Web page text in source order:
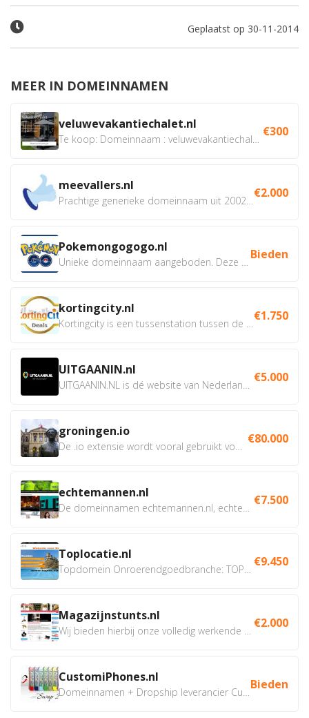
Geplaatst op 30-11-2014
MEER IN DOMEINNAMEN
veluwevakantiechalet.nl €300
meevallers.nl €2.000
Pokemongogogo.nl Bieden
kortingcity.nl €1.750
UITGAANIN.nl €5.000
groningen.io €80.000
echtemannen.nl €7.500
Toplocatie.nl €9.450
Magazijnstunts.nl €2.000
CustomiPhones.nl Bieden